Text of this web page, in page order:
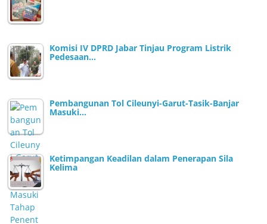
Komisi IV DPRD Jabar Tinjau Program Listrik
Pedesaan…
Pembangunan Tol Cileunyi-Garut-Tasik-Banjar
Masuki…
Ketimpangan Keadilan dalam Penerapan Sila
Kelima